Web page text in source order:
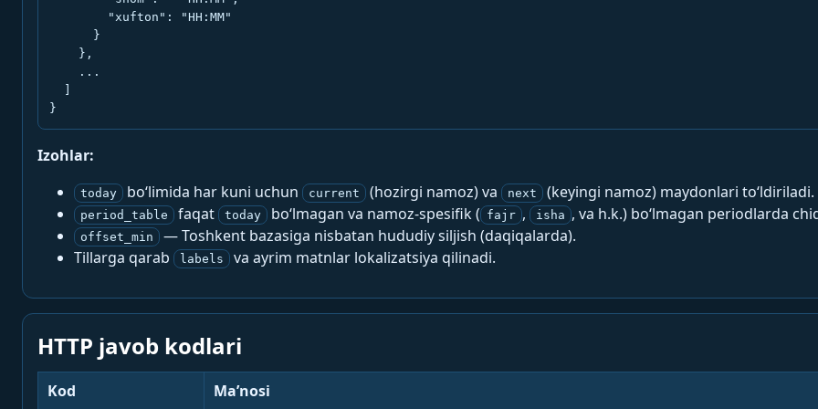
        "xufton": "HH:MM"
      }
    },
    ...
}
Izohlar:
today bo‘limida har kuni uchun current (hozirgi namoz) va next (keyingi namoz) maydonlari to‘ldiriladi.
period_table faqat today bo‘lmagan va namoz-spesifik ( fajr , isha , va h.k.) bo‘lmagan periodlarda
offset_min
— Toshkent bazasiga nisbatan hududiy siljish (daqiqalarda).
Tillarga qarab
labels va ayrim matnlar lokalizatsiya qilinadi.
HTTP javob kodlari
Kod Ma’nosi